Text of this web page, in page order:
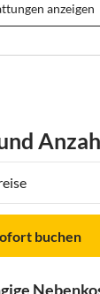
anzeigen
buchen